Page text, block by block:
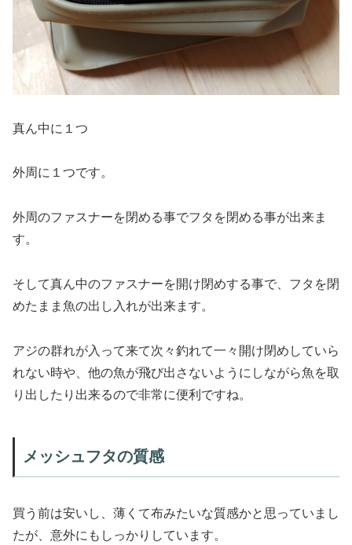
真ん中に１つ
外周に１つです。
外周のファスナーを閉める事でフタを閉める事が出来ま
す。
そして真ん中のファスナーを開け閉めする事で、フタを閉
めたまま魚の出し入れが出来ます。
アジの群れが入って来て次々釣れて一々開け閉めしていら
れない時や、他の魚が飛び出さないようにしながら魚を取
り出したり出来るので非常に便利ですね。
メッシュフタの質感
買う前は安いし、薄くて布みたいな質感かと思っていまし
たが、意外にもしっかりしています。